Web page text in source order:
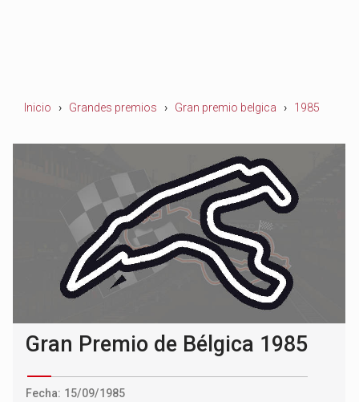
Inicio Grandes premios Gran premio belgica 1985
Gran Premio de Bélgica 1985
Fecha: 15/09/1985